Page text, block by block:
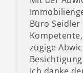
Büro
zügige